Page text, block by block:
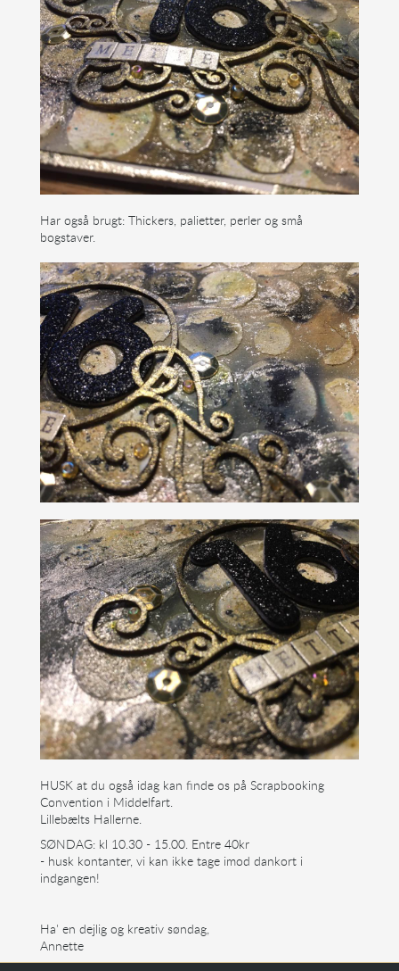
Har også brugt: Thickers, palietter, perler og små
bogstaver.
HUSK at du også idag kan finde os på Scrapbooking
Convention i Middelfart.
Lillebælts Hallerne.
SØNDAG: kl 10.30 - 15.00. Entre 40kr
- husk kontanter, vi kan ikke tage imod dankort i
indgangen!
Ha' en dejlig og kreativ søndag,
Annette